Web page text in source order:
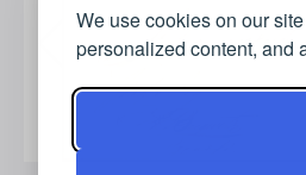
We use cookies on our
personalized content, and